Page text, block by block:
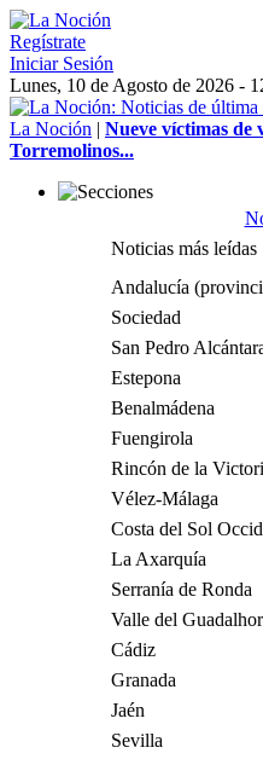
Regístrate
Iniciar Sesión
Lunes, 10 de Agosto de 2026 -
La Noción | Nueve víctimas de
Torremolinos...
Noticias más leídas
Andalucía
Sociedad
San Pedro
Estepona
Benalmádena
Fuengirola
Rincón de la
Vélez-Málaga
Costa del Sol
La Axarquía
Serranía de Ronda
Valle del
Cádiz
Granada
Jaén
Sevilla